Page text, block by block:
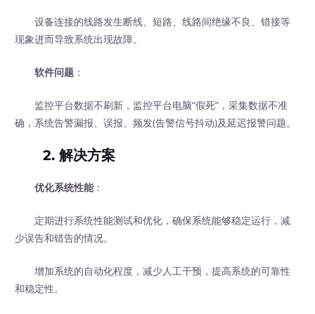
设备连接的线路发生断线、短路、线路间绝缘不良、错接等
现象进而导致系统出现故障。
软件问题 ：
监控平台数据不刷新，监控平台电脑“假死”，采集数据不准
确，系统告警漏报、误报、频发(告警信号抖动)及延迟报警问题。
2. 解决方案
优化系统性能：
定期进行系统性能测试和优化，确保系统能够稳定运行，减
少误告和错告的情况。
增加系统的自动化程度，减少人工干预，提高系统的可靠性
和稳定性。